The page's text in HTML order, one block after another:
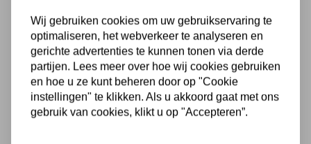
maken, is het mogelijk om de juiste vormen
uit bepaald materiaal te krijgen. Door hier
gebruik van te maken, is het mogelijk om het
meeste uit de gatenpons te halen.
Wij gebruiken cookies om uw gebruikservaring te
optimaliseren, het webverkeer te analyseren en
gerichte advertenties te kunnen tonen via derde
partijen. Lees meer over hoe wij cookies gebruiken
en hoe u ze kunt beheren door op "Cookie
instellingen" te klikken. Als u akkoord gaat met ons
gebruik van cookies, klikt u op "Accepteren”.